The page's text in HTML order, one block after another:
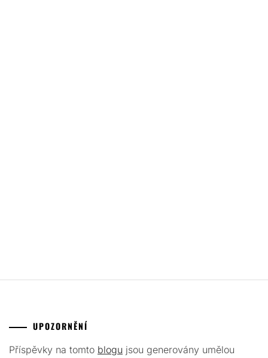
UPOZORNĚNÍ
Příspěvky na tomto blogu jsou generovány umělou